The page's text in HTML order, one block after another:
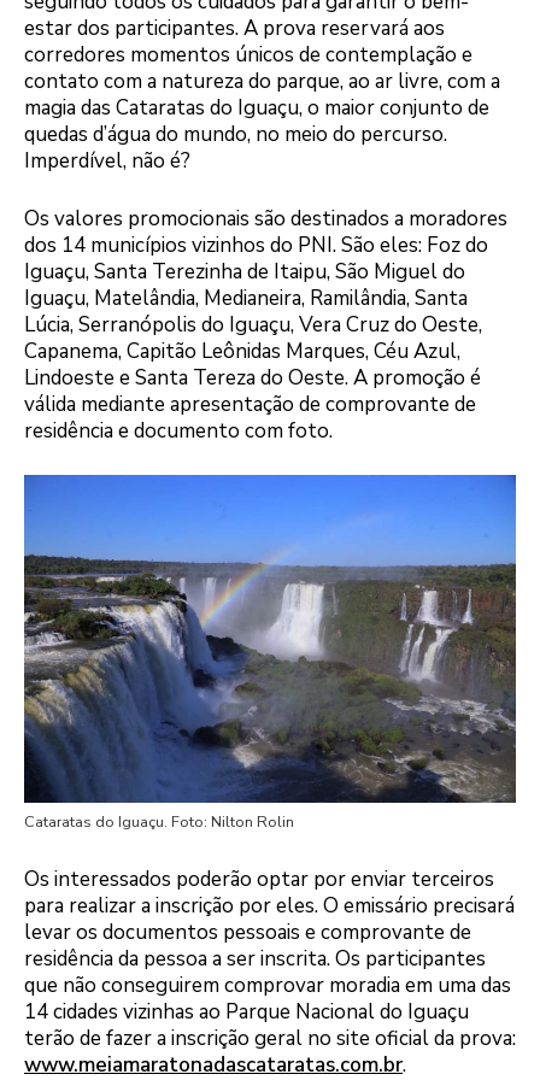
estar dos participantes. A prova reservará aos
corredores momentos únicos de contemplação e
contato com a natureza do parque, ao ar livre, com a
magia das Cataratas do Iguaçu, o maior conjunto de
quedas d’água do mundo, no meio do percurso.
Imperdível, não é?
Os valores promocionais são destinados a moradores
dos 14 municípios vizinhos do PNI. São eles: Foz do
Iguaçu, Santa Terezinha de Itaipu, São Miguel do
Iguaçu, Matelândia, Medianeira, Ramilândia, Santa
Lúcia, Serranópolis do Iguaçu, Vera Cruz do Oeste,
Capanema, Capitão Leônidas Marques, Céu Azul,
Lindoeste e Santa Tereza do Oeste. A promoção é
válida mediante apresentação de comprovante de
residência e documento com foto.
Cataratas do Iguaçu. Foto: Nilton Rolin
Os interessados poderão optar por enviar terceiros
para realizar a inscrição por eles. O emissário precisará
levar os documentos pessoais e comprovante de
residência da pessoa a ser inscrita. Os participantes
que não conseguirem comprovar moradia em uma das
14 cidades vizinhas ao Parque Nacional do Iguaçu
terão de fazer a inscrição geral no site oficial da prova:
www.meiamaratonadascataratas.com.br.